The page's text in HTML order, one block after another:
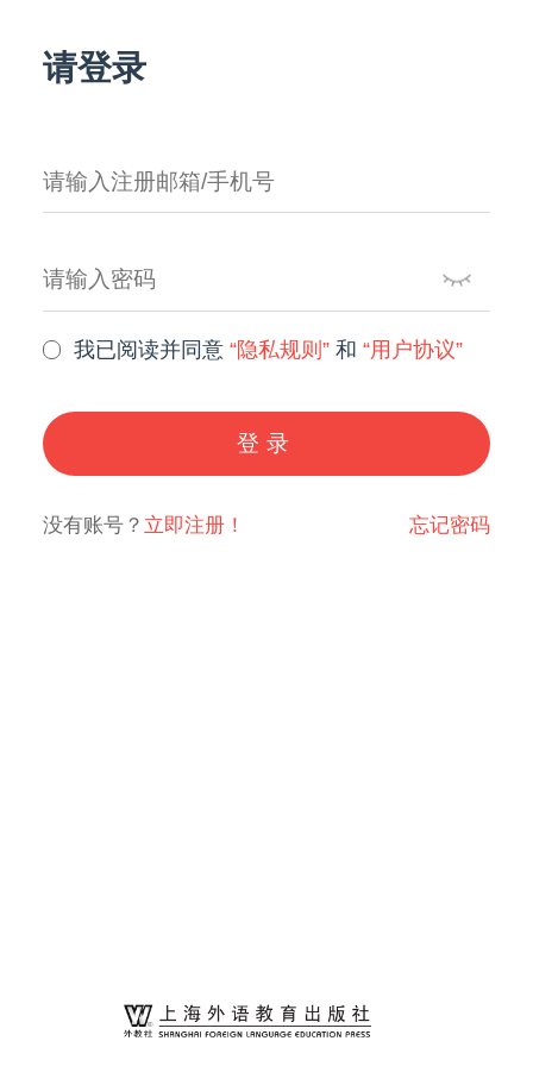
请登录
我已阅读并同意“隐私规则” 和“用户协议”
登录
没有账号？ 立即注册！ 忘记密码